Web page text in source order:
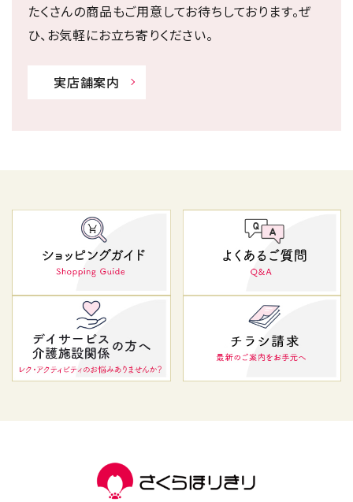
たくさんの商品もご用意してお待ちしております。ぜ
ひ、お気軽にお立ち寄りください。
実店舗案内